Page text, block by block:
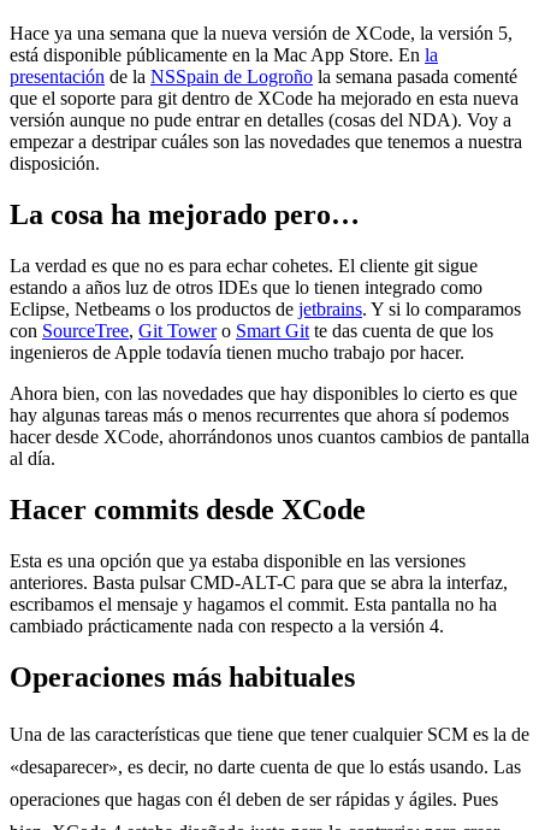
Hace ya una semana que la nueva versión de XCode, la versión 5,
está disponible públicamente en la Mac App Store. En la
presentación de la NSSpain de Logroño la semana pasada comenté
que el soporte para git dentro de XCode ha mejorado en esta nueva
versión aunque no pude entrar en detalles (cosas del NDA). Voy a
empezar a destripar cuáles son las novedades que tenemos a nuestra
disposición.
La cosa ha mejorado pero…
La verdad es que no es para echar cohetes. El cliente git sigue
estando a años luz de otros IDEs que lo tienen integrado como
Eclipse, Netbeams o los productos de jetbrains. Y si lo comparamos
con SourceTree, Git Towero Smart Git te das cuenta de que los
ingenieros de Apple todavía tienen mucho trabajo por hacer.
Ahora bien, con las novedades que hay disponibles lo cierto es que
hay algunas tareas más o menos recurrentes que ahora sí podemos
hacer desde XCode, ahorrándonos unos cuantos cambios de pantalla
al día.
Hacer commits desde XCode
Esta es una opción que ya estaba disponible en las versiones
anteriores. Basta pulsar CMD-ALT-C para que se abra la interfaz,
escribamos el mensaje y hagamos el commit. Esta pantalla no ha
cambiado prácticamente nada con respecto a la versión 4.
Operaciones más habituales
Una de las características que tiene que tener cualquier SCM es la de
«desaparecer», es decir, no darte cuenta de que lo estás usando. Las
operaciones que hagas con él deben de ser rápidas y ágiles. Pues